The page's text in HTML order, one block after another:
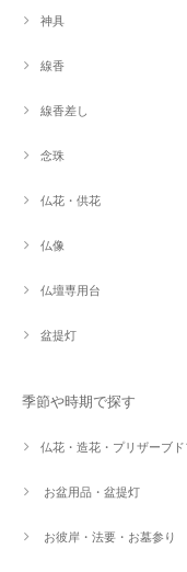
神具
線香
線香差し
念珠
仏花・供花
仏像
仏壇専用台
盆提灯
季節や時期で探す
仏花・造花・プリザーブ
お盆用品・盆提灯
お彼岸・法要・お墓参り